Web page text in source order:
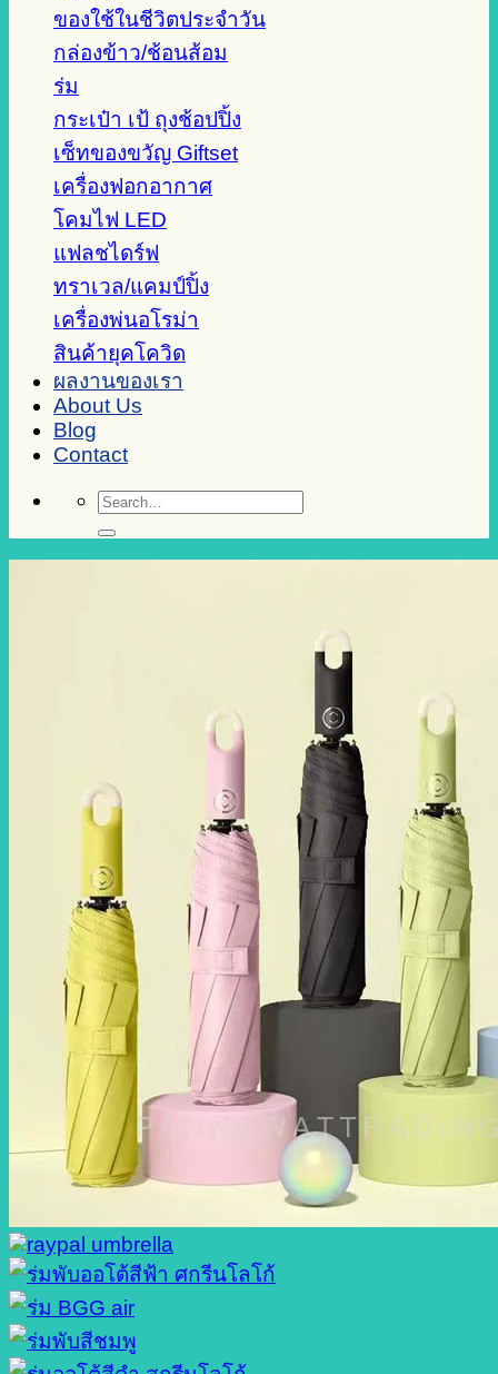
ของใช้ในชีวิตประจำวัน
กล่องข้าว/ช้อนส้อม
ร่ม
กระเป๋า เป้ ถุงช้อปปิ้ง
เซ็ทของขวัญ Giftset
เครื่องฟอกอากาศ
โคมไฟ LED
แฟลชไดร์ฟ
ทราเวล/แคมป์ปิ้ง
เครื่องพ่นอโรม่า
สินค้ายุคโควิด
ผลงานของเรา
About Us
Blog
Contact
Search